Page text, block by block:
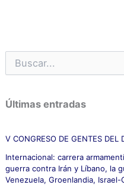
u
c
a
p
r
:
Últimas entradas
V CONGRESO DE GENTES DEL
Internacional: carrera
guerra contra Irán y Líbano, la
Venezuela, Groenlandia,